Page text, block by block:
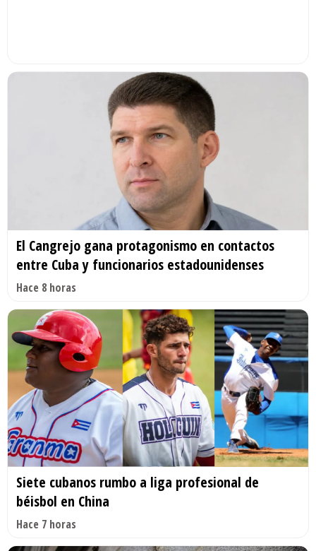
El Cangrejo gana protagonismo en contactos
entre Cuba y funcionarios estadounidenses
Hace 8 horas
Siete cubanos rumbo a liga profesional de
béisbol en China
Hace 7 horas